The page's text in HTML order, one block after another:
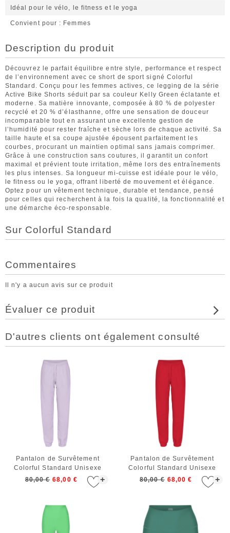
Idéal pour le vélo, le fitness et le yoga
Convient pour Femmes
Description du produit
Découvrez le parfait équilibre entre style, performance et respect
de l’environnement avec ce short de sport signé Colorful
Standard. Conçu pour les femmes actives, ce legging de la série
Active Bike Shorts séduit par sa couleur Kelly Green éclatante et
moderne. Sa matière innovante, composée à 80 % de polyester
recyclé et 20 % d’élasthanne, offre une sensation de douceur
incomparable tout en assurant une excellente gestion de
l’humidité pour rester fraîche et sèche lors de chaque activité. Sa
taille haute et sa coupe ajustée épousent parfaitement les
courbes, procurant un maintien optimal sans jamais comprimer.
Grâce à une construction sans coutures, il garantit un confort
maximal et prévient toute irritation, même lors des entraînements
les plus intenses. Sa longueur mi-cuisse est idéale pour le vélo,
le fitness ou le yoga, offrant liberté de mouvement et élégance.
Optez pour un vêtement technique, durable et tendance, pensé
pour celles qui recherchent à la fois la qualité, la fonctionnalité et
une démarche éco-responsable.
Sur Colorful Standard
Commentaires
Il n'y a aucun avis sur ce produit
Évaluer ce produit
D'autres clients ont également consulté
+
Pantalon de Survêtement
Colorful Standard Unisexe
Organic Sweatpants Soft
80,00 € 68,00 € +
Pantalon de Survêtement
Colorful Standard Unisexe
Organic Sweatpants Scarlet
80,00 € 68,00 €